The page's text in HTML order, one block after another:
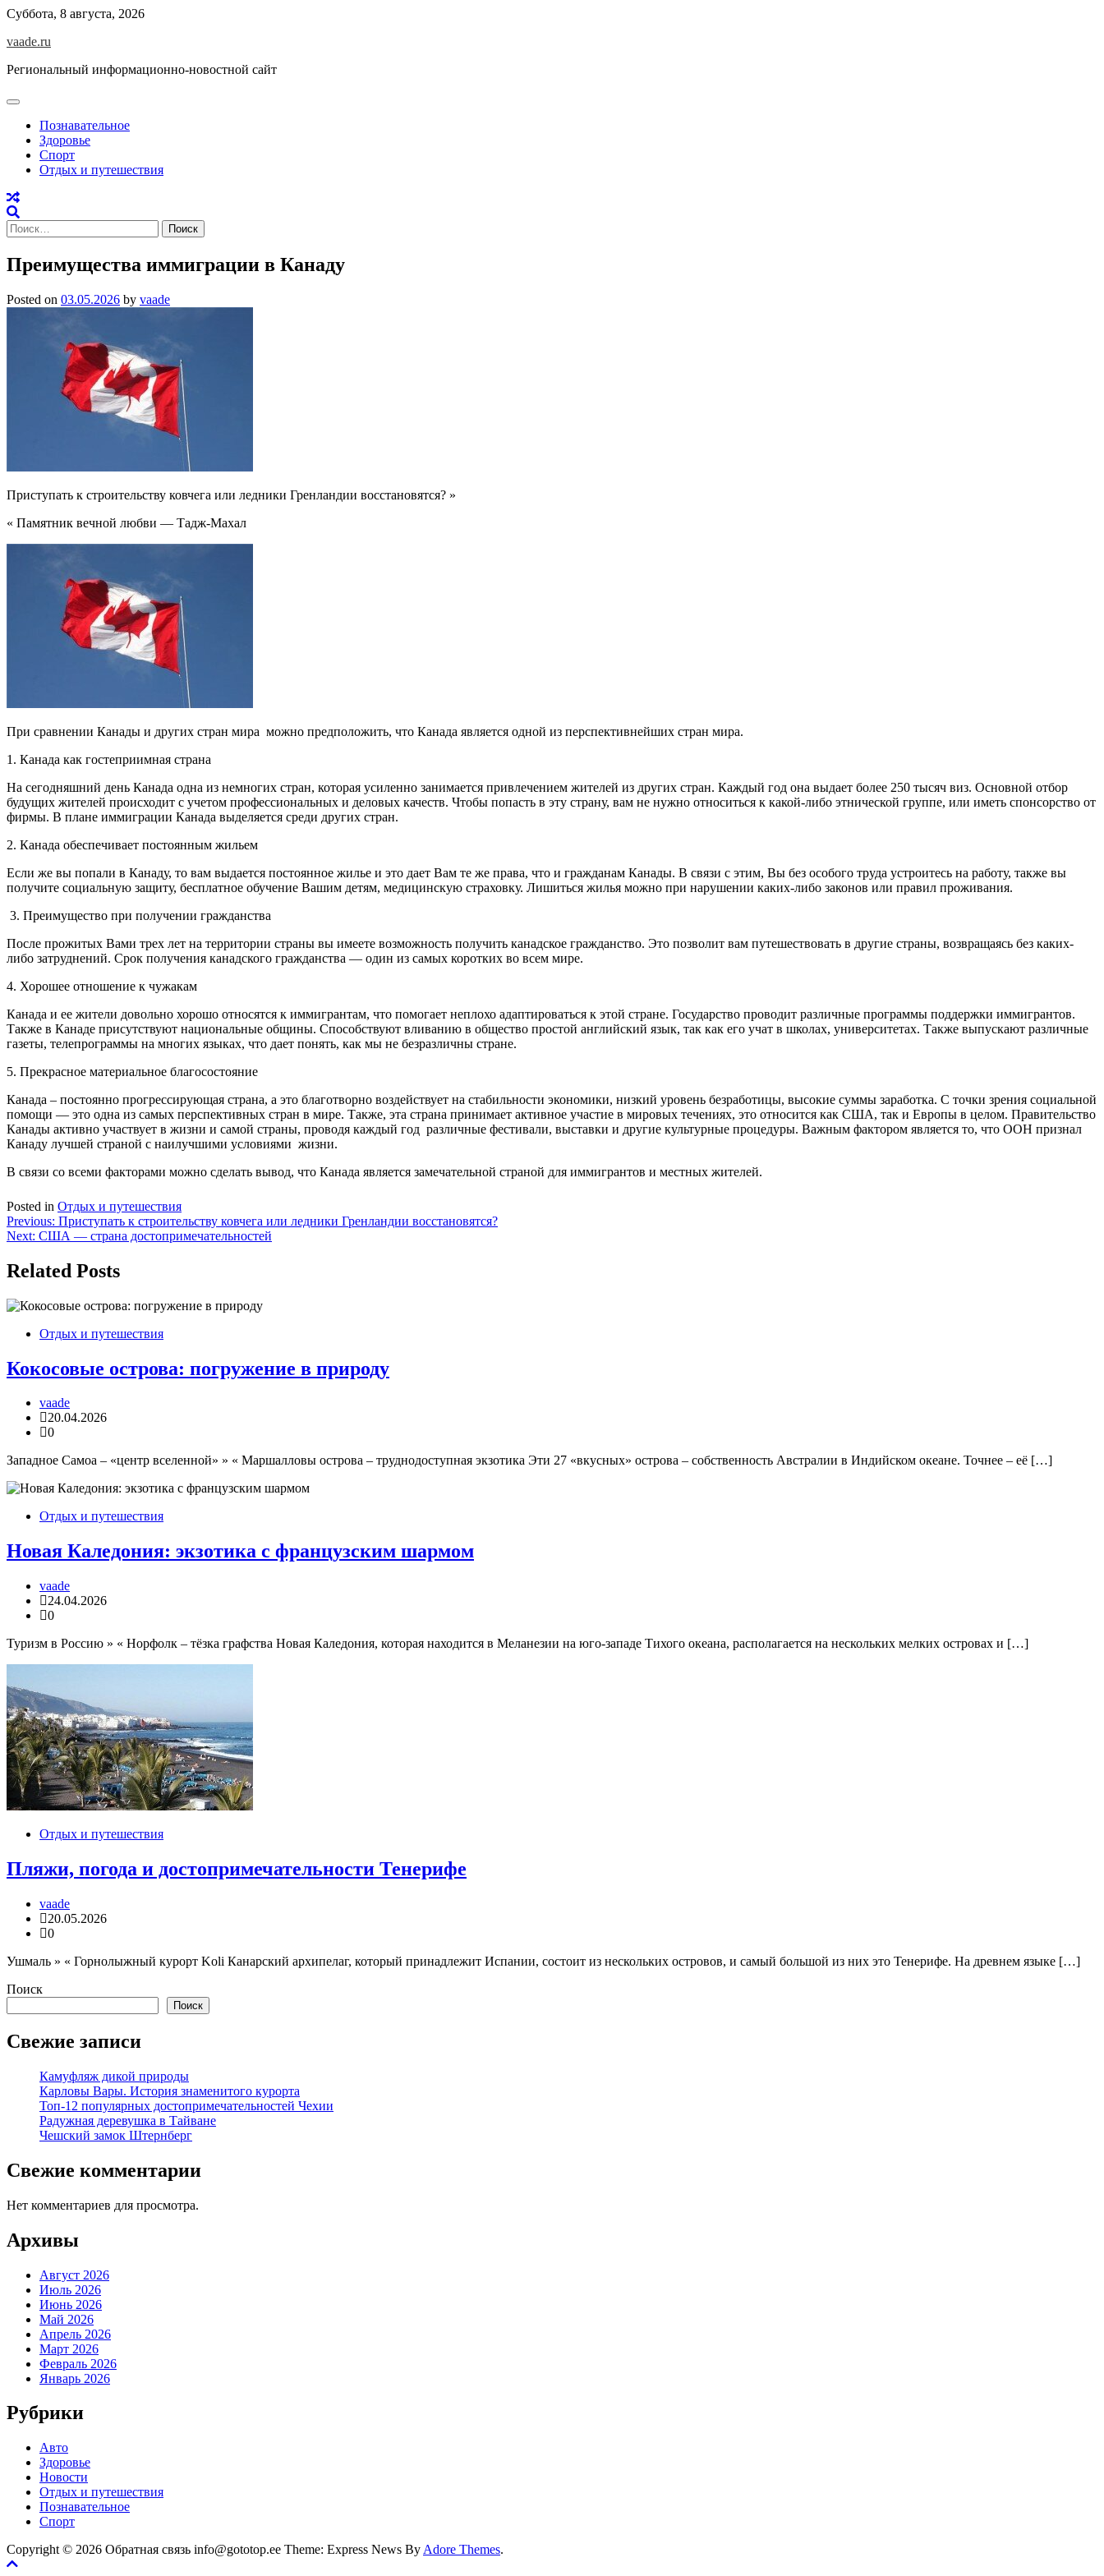
Skip
content
Суббота, 8 августа, 2026
vaade.ru
Региональный информационно-новостной сайт
Познавательное
Здоровье
Спорт
Отдых и путешествия
Найти:
Преимущества иммиграции в Канаду
Posted on 03.05.2026 by vaade
Приступать к строительству ковчега или ледники Гренландии восстановятся? »
« Памятник вечной любви — Тадж-Махал
При сравнении Канады и других стран мира можно предположить, что Канада является одной из перспективнейших стран мира.
1. Канада как гостеприимная страна
На сегодняшний день Канада одна из немногих стран, которая усиленно занимается привлечением жителей из других стран. Каждый год она выдает более 250 тысяч виз. Основной отбор
будущих жителей происходит с учетом профессиональных и деловых качеств. Чтобы попасть в эту страну, вам не нужно относиться к какой-либо этнической группе, или иметь спонсорство от
фирмы. В плане иммиграции Канада выделяется среди других стран.
2. Канада обеспечивает постоянным жильем
Если же вы попали в Канаду, то вам выдается постоянное жилье и это дает Вам те же права, что и гражданам Канады. В связи с этим, Вы без особого труда устроитесь на работу, также вы
получите социальную защиту, бесплатное обучение Вашим детям, медицинскую страховку. Лишиться жилья можно при нарушении каких-либо законов или правил проживания.
3. Преимущество при получении гражданства
После прожитых Вами трех лет на территории страны вы имеете возможность получить канадское гражданство. Это позволит вам путешествовать в другие страны, возвращаясь без каких-
либо затруднений. Срок получения канадского гражданства — один из самых коротких во всем мире.
4. Хорошее отношение к чужакам
Канада и ее жители довольно хорошо относятся к иммигрантам, что помогает неплохо адаптироваться к этой стране. Государство проводит различные программы поддержки иммигрантов.
Также в Канаде присутствуют национальные общины. Способствуют вливанию в общество простой английский язык, так как его учат в школах, университетах. Также выпускают различные
газеты, телепрограммы на многих языках, что дает понять, как мы не безразличны стране.
5. Прекрасное материальное благосостояние
Канада – постоянно прогрессирующая страна, а это благотворно воздействует на стабильности экономики, низкий уровень безработицы, высокие суммы заработка. С точки зрения социальной
помощи — это одна из самых перспективных стран в мире. Также, эта страна принимает активное участие в мировых течениях, это относится как США, так и Европы в целом. Правительство
Канады активно участвует в жизни и самой страны, проводя каждый год различные фестивали, выставки и другие культурные процедуры. Важным фактором является то, что ООН признал
Канаду лучшей страной с наилучшими условиями жизни.
В связи со всеми факторами можно сделать вывод, что Канада является замечательной страной для иммигрантов и местных жителей.
Posted in Отдых и путешествия
Навигация
по
записям
Previous: Приступать к строительству ковчега или ледники Гренландии восстановятся?
Next: США — страна достопримечательностей
Related Posts
Отдых и путешествия
Кокосовые острова: погружение в природу
vaade
20.04.2026
0
Западное Самоа – «центр вселенной» » « Маршалловы острова – труднодоступная экзотика Эти 27 «вкусных» острова – собственность Австралии в Индийском океане. Точнее – её […]
Отдых и путешествия
Новая Каледония: экзотика с французским шармом
vaade
24.04.2026
0
Туризм в Россию » « Норфолк – тёзка графства Новая Каледония, которая находится в Меланезии на юго-западе Тихого океана, располагается на нескольких мелких островах и […]
Отдых и путешествия
Пляжи, погода и достопримечательности Тенерифе
vaade
20.05.2026
0
Ушмаль » « Горнолыжный курорт Koli Канарский архипелаг, который принадлежит Испании, состоит из нескольких островов, и самый большой из них это Тенерифе. На древнем языке […]
Поиск
Поиск
Свежие записи
Камуфляж дикой природы
Карловы Вары. История знаменитого курорта
Топ-12 популярных достопримечательностей Чехии
Радужная деревушка в Тайване
Чешский замок Штернберг
Свежие комментарии
Нет комментариев для просмотра.
Архивы
Август 2026
Июль 2026
Июнь 2026
Май 2026
Апрель 2026
Март 2026
Февраль 2026
Январь 2026
Рубрики
Авто
Здоровье
Новости
Отдых и путешествия
Познавательное
Спорт
Copyright © 2026 Обратная связь info@gototop.ee Theme: Express News By Adore Themes.